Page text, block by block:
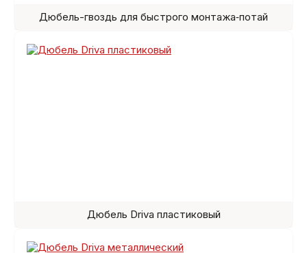
Дюбель-гвоздь для быстрого монтажа‑потай
Дюбель Driva пластиковый